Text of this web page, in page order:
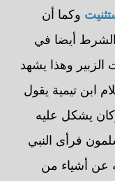
وكما أن
أيضا في
وهذا يشهد
ابن تيمية يقول
يشكل عليه
فرأى النبي
عن أشياء من